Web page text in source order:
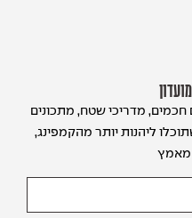
חכמים, מדריכי שטח, מתכונים
ליהנות יותר מהקמפינג,
מאמץ